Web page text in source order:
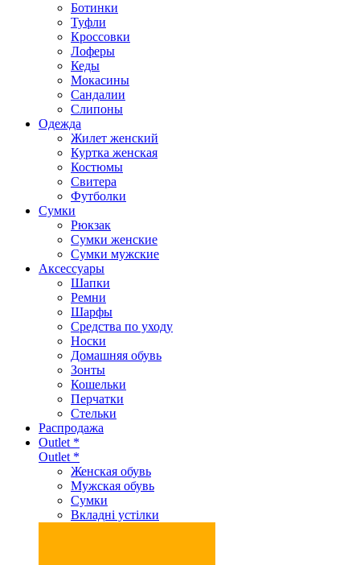
Ботинки
Туфли
Кроссовки
Лоферы
Кеды
Мокасины
Сандалии
Слипоны
Одежда
Жилет женский
Куртка женская
Костюмы
Свитера
Футболки
Сумки
Рюкзак
Сумки женские
Сумки мужские
Аксеcсуары
Шапки
Ремни
Шарфы
Средства по уходу
Носки
Домашняя обувь
Зонты
Кошельки
Перчатки
Стельки
Распродажа
Outlet *
Outlet *
Женская обувь
Мужская обувь
Сумки
Вкладні устілки